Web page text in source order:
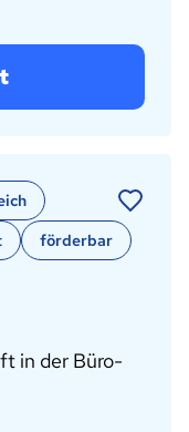
förderbar
in der Büro-